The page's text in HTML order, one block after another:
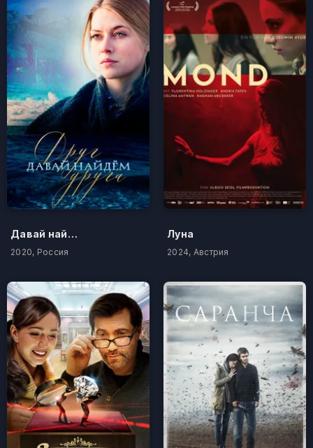
Давай найдем друг друга
2020, Россия
Луна
2024, Австрия